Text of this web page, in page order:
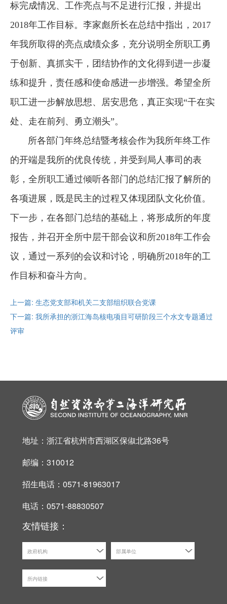
标完成情况、工作亮点与不足进行汇报，并提出
2018年工作目标。李家彪所长在总结中指出，2017
年我所取得的亮点成绩众多，充分说明全所职工勇
于创新、真抓实干，团结协作的文化得到进一步凝
练和提升，责任感和使命感进一步增强。希望全所
职工进一步解放思想、居安思危，真正实现“干在实
处、走在前列、勇立潮头”。
所各部门年终总结暨考核会作为我所年终工作
的开端是我所的优良传统，并受到局人事司的表
彰，全所职工通过倾听各部门的总结汇报了解所的
各项进展，既是民主的过程又体现团队文化价值。
下一步，在各部门总结的基础上，将形成所的年度
报告，并召开全所中层干部会议和所2018年工作会
议，通过一系列的会议和讨论，明确所2018年的工
作目标和奋斗方向。
上一篇: 生态党支部和机关二支部组织联合党课
下一篇: 我所承担的浙江海岛核电项目可研阶段三个水文专题通过
评审
地址：浙江省杭州市西湖区保俶北路36号
邮编：310012
招生电话：0571-81963017
电话：0571-88830507
友情链接：
政府机构 部属单位
所内链接